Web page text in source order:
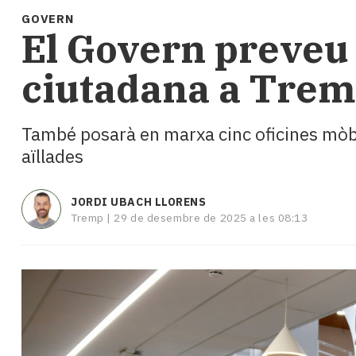
i
turisme
Cultura
Esports
Mai
tant!
i
mitjans
temps
Reportatges
Entrevistes
A
escena!
la
GOVERN
​El Govern
ciutadana a
També posarà en marxa cinc oficines
aïllades
JORDI UBACH LLORENS
Tremp | 29 de desembre de 2025 a les 08:13